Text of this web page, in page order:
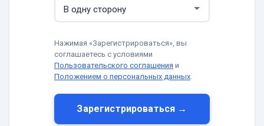
Нажимая «Зарегистрироваться», вы
соглашаетесь с условиями
Пользовательского соглашения и
Положением о персональных данных.
Зарегистрироваться →